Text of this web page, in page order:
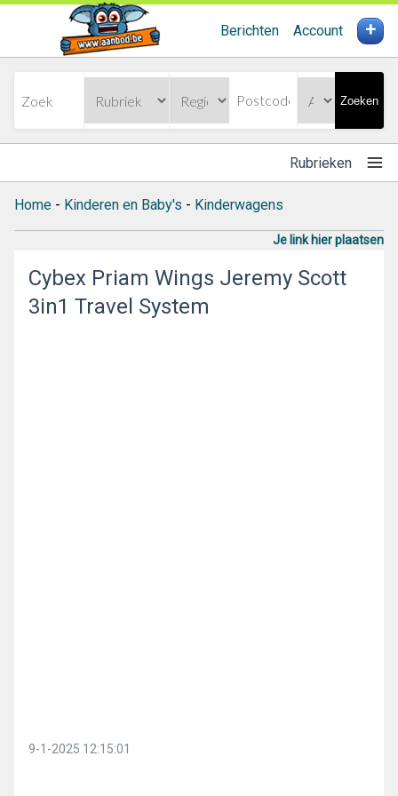
Berichten Account +
Zoeken
Rubrieken
Home - Kinderen en Baby's - Kinderwagens
Je link hier plaatsen
Cybex Priam Wings Jeremy Scott
3in1 Travel System
9-1-2025 12:15:01